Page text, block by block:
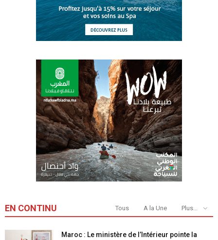
EN CONTINU Tous A la Une Plus...
Maroc : Le ministère de l’Intérieur pointe la